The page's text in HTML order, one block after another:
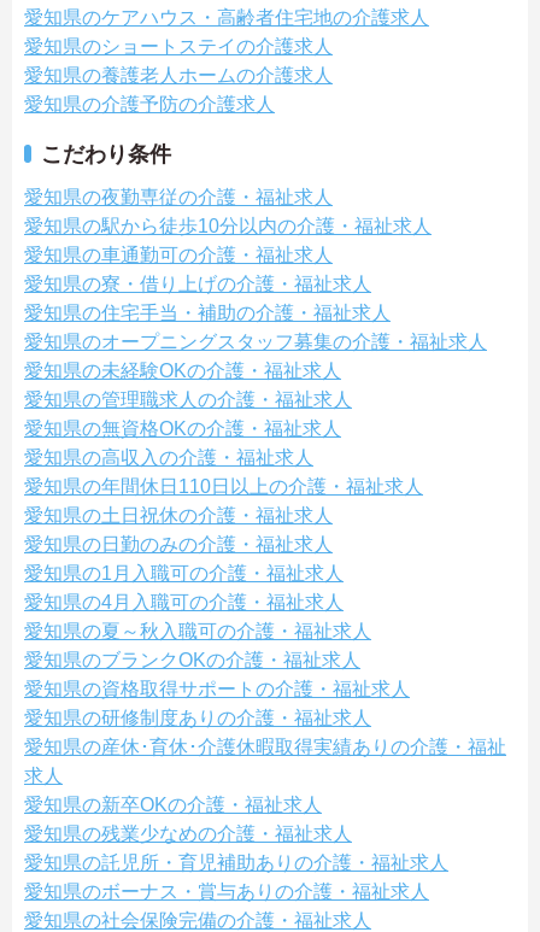
愛知県のケアハウス・高齢者住宅地の介護求人
愛知県のショートステイの介護求人
愛知県の養護老人ホームの介護求人
愛知県の介護予防の介護求人
こだわり条件
愛知県の夜勤専従の介護・福祉求人
愛知県の駅から徒歩10分以内の介護・福祉求人
愛知県の車通勤可の介護・福祉求人
愛知県の寮・借り上げの介護・福祉求人
愛知県の住宅手当・補助の介護・福祉求人
愛知県のオープニングスタッフ募集の介護・福祉求人
愛知県の未経験OKの介護・福祉求人
愛知県の管理職求人の介護・福祉求人
愛知県の無資格OKの介護・福祉求人
愛知県の高収入の介護・福祉求人
愛知県の年間休日110日以上の介護・福祉求人
愛知県の土日祝休の介護・福祉求人
愛知県の日勤のみの介護・福祉求人
愛知県の1月入職可の介護・福祉求人
愛知県の4月入職可の介護・福祉求人
愛知県の夏～秋入職可の介護・福祉求人
愛知県のブランクOKの介護・福祉求人
愛知県の資格取得サポートの介護・福祉求人
愛知県の研修制度ありの介護・福祉求人
愛知県の産休･育休･介護休暇取得実績ありの介護・福祉
求人
愛知県の新卒OKの介護・福祉求人
愛知県の残業少なめの介護・福祉求人
愛知県の託児所・育児補助ありの介護・福祉求人
愛知県のボーナス・賞与ありの介護・福祉求人
愛知県の社会保険完備の介護・福祉求人